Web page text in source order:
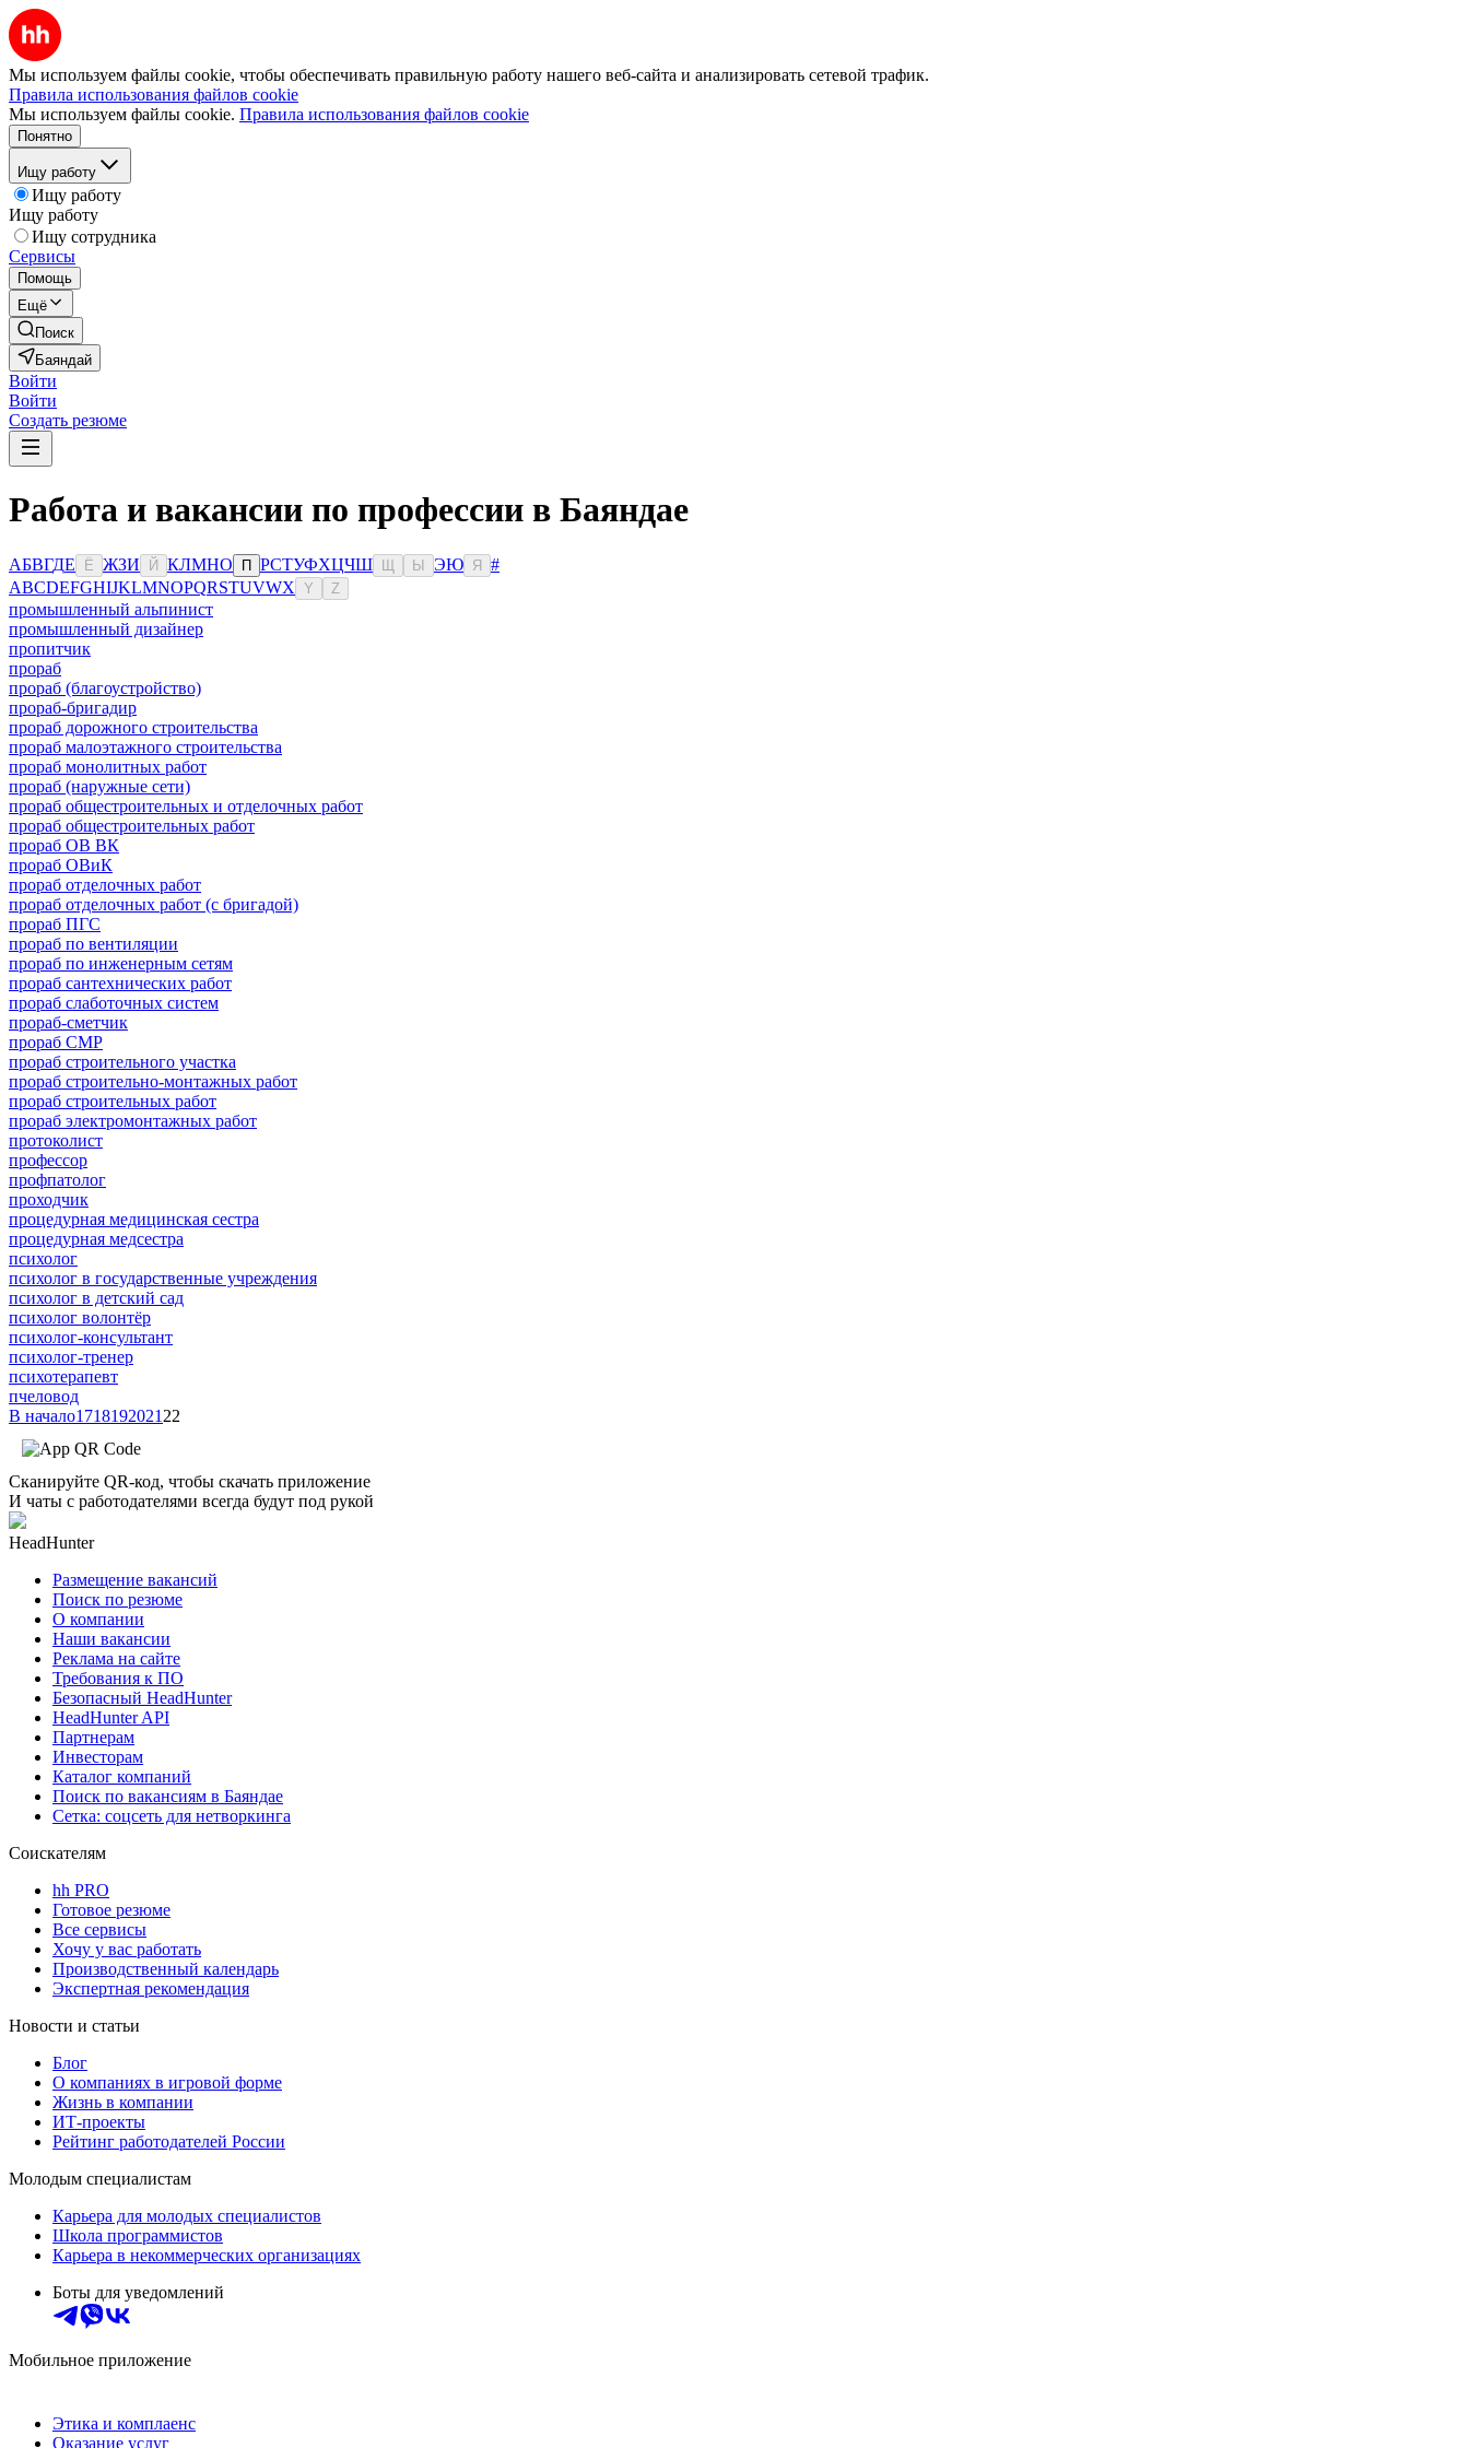
Мы используем файлы cookie, чтобы обеспечивать правильную работу нашего веб-сайта и анализировать сетевой трафик.
Правила использования файлов cookie
Мы используем файлы cookie. Правила использования файлов cookie
Понятно
Ищу работу
Ищу работу
Ищу работу
Ищу сотрудника
Сервисы
Помощь
Ещё
Поиск
Баяндай
Войти
Войти
Создать резюме
Работа и вакансии по профессии в Баяндае
АБВГДЕ Ё ЖЗИ Й КЛМНО П РСТУФХЦЧШ Ы ЭЮ Я
#
ABCDEFGHIJKLMNOPQRSTUVWX Y Z
промышленный альпинист
промышленный дизайнер
пропитчик
прораб
прораб (благоустройство)
прораб-бригадир
прораб дорожного строительства
прораб малоэтажного строительства
прораб монолитных работ
прораб (наружные сети)
прораб общестроительных и отделочных работ
прораб общестроительных работ
прораб ОВ ВК
прораб ОВиК
прораб отделочных работ
прораб отделочных работ (с бригадой)
прораб ПГС
прораб по вентиляции
прораб по инженерным сетям
прораб сантехнических работ
прораб слаботочных систем
прораб-сметчик
прораб СМР
прораб строительного участка
прораб строительно-монтажных работ
прораб строительных работ
прораб электромонтажных работ
протоколист
профессор
профпатолог
проходчик
процедурная медицинская сестра
процедурная медсестра
психолог
психолог в государственные учреждения
психолог в детский сад
психолог волонтёр
психолог-консультант
психолог-тренер
психотерапевт
пчеловод
В начало1718192021 22
Сканируйте QR-код, чтобы скачать приложение
И чаты с работодателями всегда будут под рукой
HeadHunter
Размещение вакансий
Поиск по резюме
О компании
Наши вакансии
Реклама на сайте
Требования к ПО
Безопасный HeadHunter
HeadHunter API
Партнерам
Инвесторам
Каталог компаний
Поиск по вакансиям в Баяндае
Сетка: соцсеть для нетворкинга
Соискателям
hh PRO
Готовое резюме
Все сервисы
Хочу у вас работать
Производственный календарь
Экспертная рекомендация
Новости и статьи
Блог
О компаниях в игровой форме
Жизнь в компании
ИТ-проекты
Рейтинг работодателей России
Молодым специалистам
Карьера для молодых специалистов
Школа программистов
Карьера в некоммерческих организациях
Боты для уведомлений
Мобильное приложение
Этика и комплаенс
Оказание услуг